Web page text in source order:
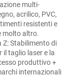
multi-
acrilico, PVC,
resistenti e
molto altro.
Z: Stabilimento di
taglio laser e la
produttivo +
internazionali